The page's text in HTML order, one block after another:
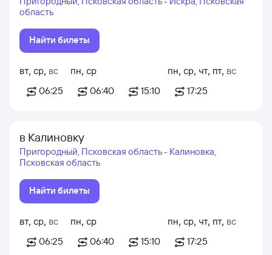
область
Найти билеты
вт, ср, вс
06:25
пн, ср
06:40
15:10
пн, ср, чт, пт, вс
17:25
в Калиновку
Пригородный, Псковская область - Калиновка,
Псковская область
Найти билеты
вт, ср, вс
06:25
пн, ср
06:40
15:10
пн, ср, чт, пт, вс
17:25